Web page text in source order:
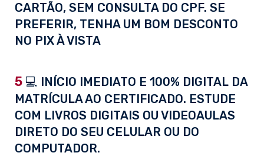
CARTÃO, SEM CONSULTA DO CPF. SE
PREFERIR, TENHA UM BOM DESCONTO
NO PIX À VISTA
5 💻 INÍCIO IMEDIATO E 100% DIGITAL DA
MATRÍCULA AO CERTIFICADO. ESTUDE
COM LIVROS DIGITAIS OU VIDEOAULAS
DIRETO DO SEU CELULAR OU DO
COMPUTADOR.